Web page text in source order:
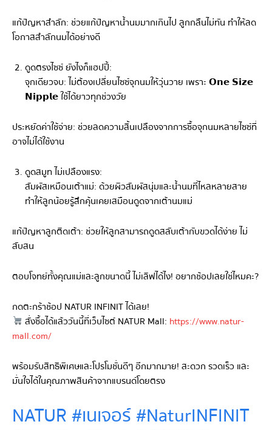
แก้ปัญหาสำลัก: ช่วยแก้ปัญหาน้ำนมมากเกินไป ลูกกลืนไม่ทัน ทำให้ลด
โอกาสสำลักนมได้อย่างดี
ดูดตรงไซซ์ ยังไงก็แฮปปี้:
จุกเดียวจบ: ไม่ต้องเปลี่ยนไซซ์จุกนมให้วุ่นวาย เพราะ 𝗢𝗻𝗲 𝗦𝗶𝘇𝗲
𝗡𝗶𝗽𝗽𝗹𝗲 ใช้ได้ยาวทุกช่วงวัย
ประหยัดค่าใช้จ่าย: ช่วยลดความสิ้นเปลืองจากการซื้อจุกนมหลายไซซ์ที่
อาจไม่ได้ใช้งาน
ดูดสมูท ไม่เปลืองแรง:
สัมผัสเหมือนเต้าแม่: ด้วยผิวสัมผัสนุ่มและน้ำนมที่ไหลหลายสาย
ทำให้ลูกน้อยรู้สึกคุ้นเคยเสมือนดูดจากเต้านมแม่
แก้ปัญหาลูกติดเต้า: ช่วยให้ลูกสามารถดูดสลับเต้ากับขวดได้ง่าย ไม่
สับสน
ตอบโจทย์ทั้งคุณแม่และลูกขนาดนี้ ไม่เลิฟได้ไง! อยากช้อปเลยใช่ไหมคะ?
กดตะกร้าช้อป NATUR INFINIT ได้เลย!
สั่งซื้อได้แล้ววันนี้ที่เว็บไซต์ NATUR Mall: https://www.natur-
mall.com/
พร้อมรับสิทธิพิเศษและโปรโมชั่นดีๆ อีกมากมาย! สะดวก รวดเร็ว และ
มั่นใจได้ในคุณภาพสินค้าจากแบรนด์โดยตรง
NATUR #เนเจอร์ #NaturINFINIT